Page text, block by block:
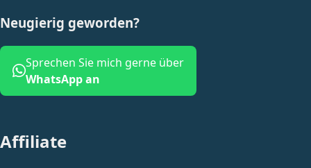
Neugierig geworden?
Sprechen Sie mich gerne über
WhatsApp an
Affiliate